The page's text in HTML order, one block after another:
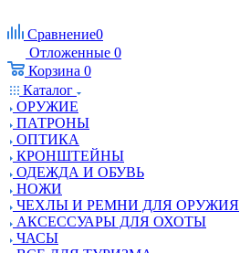
Сравнение0
Отложенные 0
Корзина 0
Каталог
ОРУЖИЕ
ПАТРОНЫ
ОПТИКА
КРОНШТЕЙНЫ
ОДЕЖДА И ОБУВЬ
НОЖИ
ЧЕХЛЫ И РЕМНИ ДЛЯ ОРУЖИЯ
АКСЕССУАРЫ ДЛЯ ОХОТЫ
ЧАСЫ